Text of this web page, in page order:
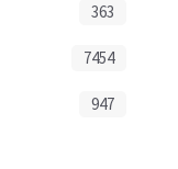
363
7454
947